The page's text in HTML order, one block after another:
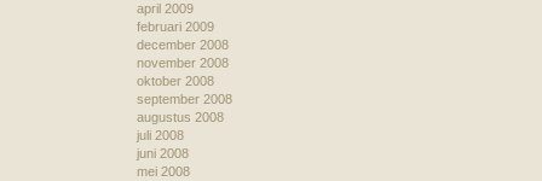
april 2009
februari 2009
december 2008
november 2008
oktober 2008
september 2008
augustus 2008
juli 2008
juni 2008
mei 2008